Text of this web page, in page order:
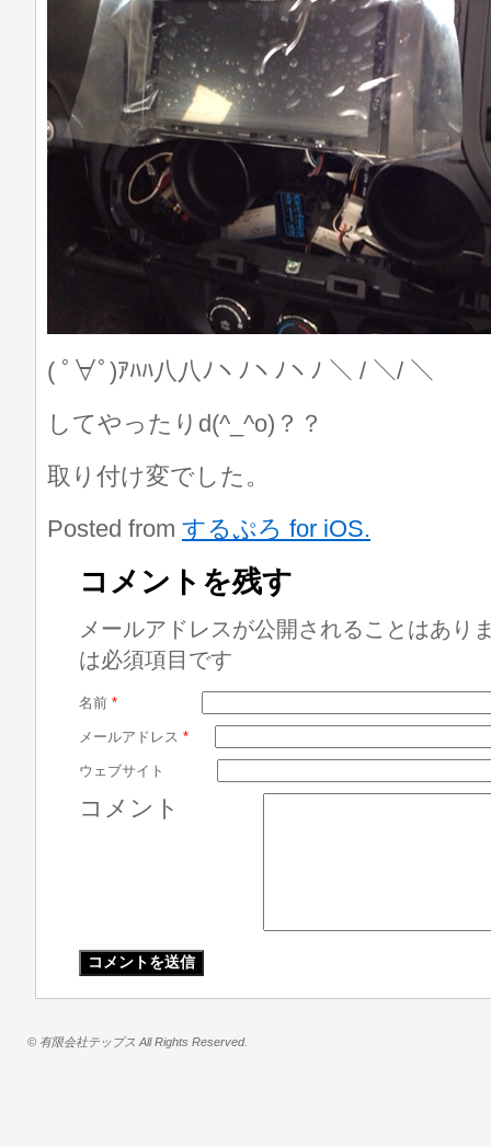
( ﾟ∀ﾟ)ｱﾊﾊ八八ﾉヽﾉヽﾉヽﾉ ＼ / ＼/ ＼
してやったりd(^_^o)？？
取り付け変でした。
Posted from するぷろ for iOS.
コメントを残す
メールアドレスが公開されることはあり
は必須項目です
名前 *
メールアドレス *
ウェブサイト
コメント
© 有限会社テップス All Rights Reserved.